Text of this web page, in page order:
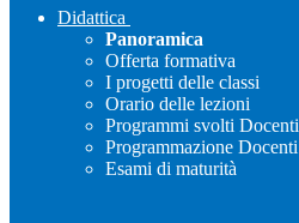
Didattica
Panoramica
Offerta formativa
I progetti delle classi
Orario delle lezioni
Programmi svolti Docenti
Programmazione Docenti
Esami di maturità